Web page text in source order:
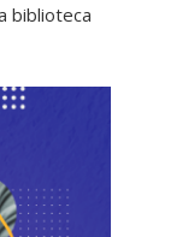
biblioteca